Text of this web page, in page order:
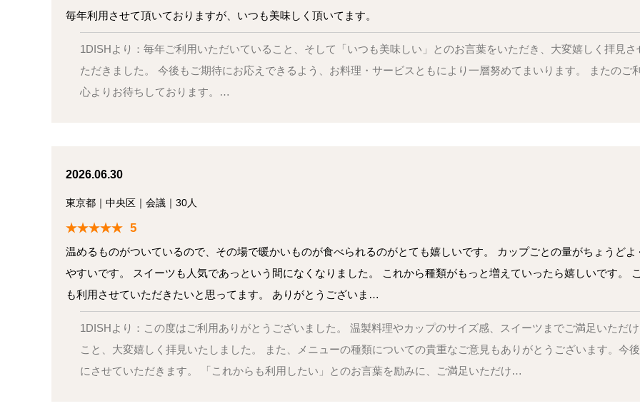
毎年利用させて頂いておりますが、いつも美味しく頂いてます。
1DISHより：毎年ご利用いただいていること、そして「いつも美味しい」とのお言葉をいただき、大変嬉しく拝見さ
ただきました。 今後もご期待にお応えできるよう、お料理・サービスともにより一層努めてまいります。 またのご
心よりお待ちしております。…
2026.06.30
東京都 ｜ 中央区 ｜ 会議 ｜ 30人
5
温めるものがついているので、その場で暖かいものが食べられるのがとても嬉しいです。 カップごとの量がちょうどよ
やすいです。 スイーツも人気であっという間になくなりました。 これから種類がもっと増えていったら嬉しいです。
も利用させていただきたいと思ってます。 ありがとうございま…
1DISHより：この度はご利用ありがとうございました。 温製料理やカップのサイズ感、スイーツまでご満足いただ
こと、大変嬉しく拝見いたしました。 また、メニューの種類についての貴重なご意見もありがとうございます。今
にさせていただきます。 「これからも利用したい」とのお言葉を励みに、ご満足いただけ…